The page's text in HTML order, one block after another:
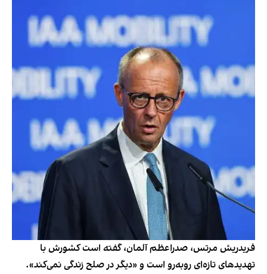
فریدریش مرتس، صدراعظم آلمان، گفته است کشورش با
تهدیدهای تازه‌ای روبه‌رو است و «دیگر در صلح زندگی نمی‌کند».